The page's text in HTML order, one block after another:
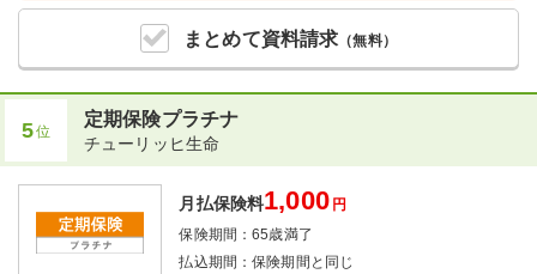
まとめて資料請求 （無料）
5位
定期保険プラチナ
チューリッヒ生命
月払保険料1,000 円
保険期間：65歳満了
払込期間：保険期間と同じ